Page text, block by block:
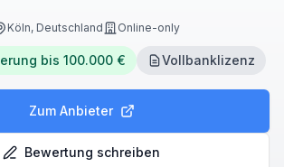
Köln, Deutschland Online-only
bis 100.000 € Vollbanklizenz
Zum Anbieter
Bewertung schreiben